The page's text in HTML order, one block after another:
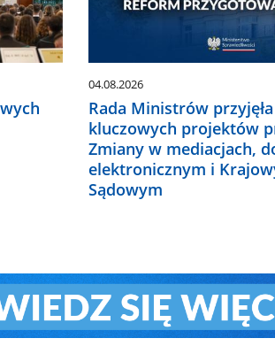
04.08.2026
Rada Ministrów
kluczowych projektów
Zmiany w mediacjach,
elektronicznym i
Sądowym